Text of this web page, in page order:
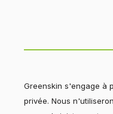
Greenskin s'engage à
privée. Nous